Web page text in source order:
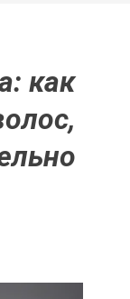
как